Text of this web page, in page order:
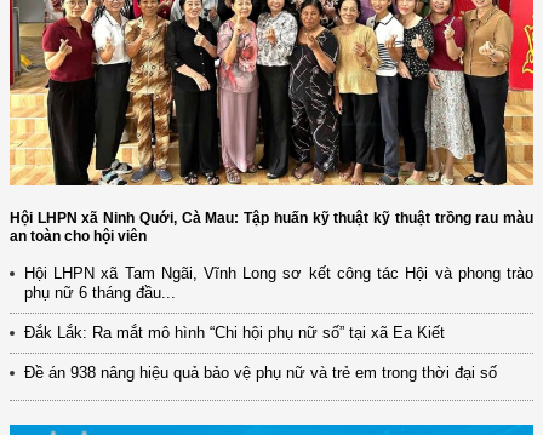
Hội LHPN xã Ninh Quới, Cà Mau: Tập huấn kỹ thuật kỹ thuật trồng rau màu
an toàn cho hội viên
Hội LHPN xã Tam Ngãi, Vĩnh Long sơ kết công tác Hội và phong trào
phụ nữ 6 tháng đầu...
Đắk Lắk: Ra mắt mô hình “Chi hội phụ nữ số” tại xã Ea Kiết
Đề án 938 nâng hiệu quả bảo vệ phụ nữ và trẻ em trong thời đại số
(12/TB-HĐKH) V/v đăng ký, đề xuất nhiệm vụ Khoa học, công nghệ và
đổi mới ...
(898/KH/ĐCT) Kế hoạch thực hiện Quyết định số 2415/QĐ-TTg ngày
31/10/2025 ...